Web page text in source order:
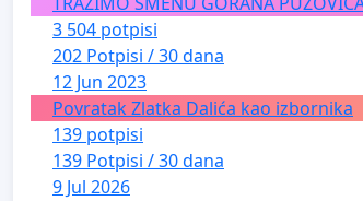
3 504 potpisi
202 Potpisi / 30 dana
12 Jun 2023
Povratak Zlatka Dalića kao izbornika
139 potpisi
139 Potpisi / 30 dana
9 Jul 2026